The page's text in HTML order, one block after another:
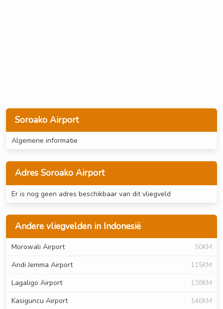
Soroako Airport
Algemene informatie
Adres Soroako Airport
Er is nog geen adres beschikbaar van dit vliegveld
Andere vliegvelden in Indonesië
Morowali Airport
50KM
Andi Jemma Airport
115KM
Lagaligo Airport
138KM
Kasiguncu Airport
146KM